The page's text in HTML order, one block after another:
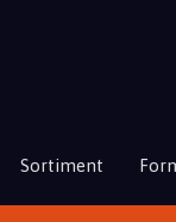
Sortiment